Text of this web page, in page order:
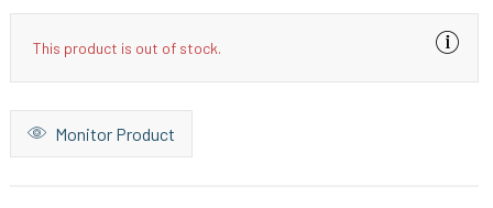
This product is out of stock.
Monitor Product